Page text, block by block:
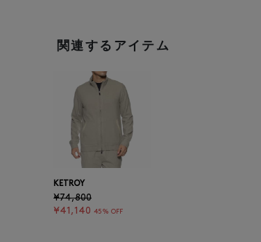
関連するアイテム
KETROY
¥74,800
¥41,140 45% OFF